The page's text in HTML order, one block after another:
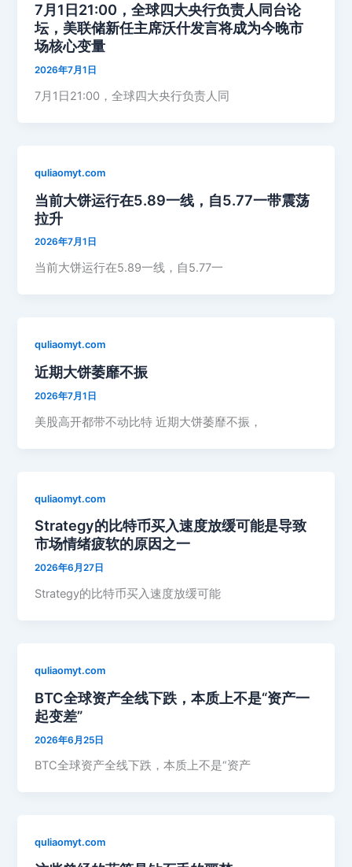
7月1日21:00，全球四大央行负责人同台论
坛，美联储新任主席沃什发言将成为今晚市
场核心变量
2026年7月1日
7月1日21:00，全球四大央行负责人同
quliaomyt.com
当前大饼运行在5.89一线，自5.77一带震荡
拉升
2026年7月1日
当前大饼运行在5.89一线，自5.77一
quliaomyt.com
近期大饼萎靡不振
2026年7月1日
美股高开都带不动比特 近期大饼萎靡不振，
quliaomyt.com
Strategy的比特币买入速度放缓可能是导致
市场情绪疲软的原因之一
2026年6月27日
Strategy的比特币买入速度放缓可能
quliaomyt.com
BTC全球资产全线下跌，本质上不是“资产一
起变差”
2026年6月25日
BTC全球资产全线下跌，本质上不是“资产
quliaomyt.com